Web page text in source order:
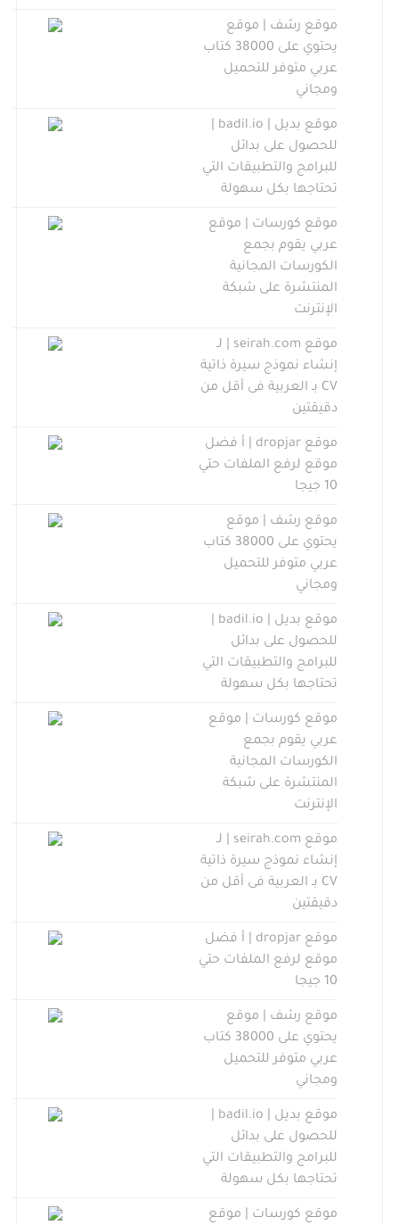
موقع رشف | موقع
يحتوي على 38000 كتاب
عربي متوفر للتحميل
ومجاني
للحصول على بدائل
للبرامج والتطبيقات التي
تحتاجها بكل سهولة
موقع كورسات | موقع
عربي يقوم بجمع
الكورسات المجانية
المنتشرة على شبكة
الإنترنت
موقع seirah.com | لـ
إنشاء نموذج سيرة ذاتية
CV بـ العربية فى أقل من
دقيقتين
موقع dropjar | أ فضل
موقع لرفع الملفات حتي
10 جيجا
موقع رشف | موقع
يحتوي على 38000 كتاب
عربي متوفر للتحميل
ومجاني
للحصول على بدائل
للبرامج والتطبيقات التي
تحتاجها بكل سهولة
موقع كورسات | موقع
عربي يقوم بجمع
الكورسات المجانية
المنتشرة على شبكة
الإنترنت
موقع seirah.com | لـ
إنشاء نموذج سيرة ذاتية
CV بـ العربية فى أقل من
دقيقتين
موقع dropjar | أ فضل
موقع لرفع الملفات حتي
10 جيجا
موقع رشف | موقع
يحتوي على 38000 كتاب
عربي متوفر للتحميل
ومجاني
للحصول على بدائل
للبرامج والتطبيقات التي
تحتاجها بكل سهولة
موقع كورسات | موقع